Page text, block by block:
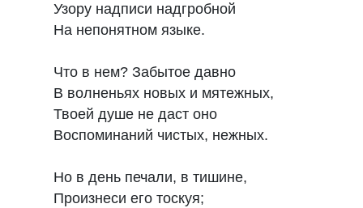
Узору надписи надгробной
На непонятном языке.
Что в нем? Забытое давно
В волненьях новых и мятежных,
Твоей душе не даст оно
Воспоминаний чистых, нежных.
Но в день печали, в тишине,
Произнеси его тоскуя;